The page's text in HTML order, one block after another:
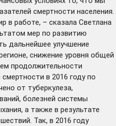
смертности населения.
в работе, – сказала Светлана
мер по развитию
дальнейшее улучшение
снижение уровня общей
продолжительности
в 2016 году по
от туберкулеза,
болезней системы
а также в результате
Так, в 2016 году